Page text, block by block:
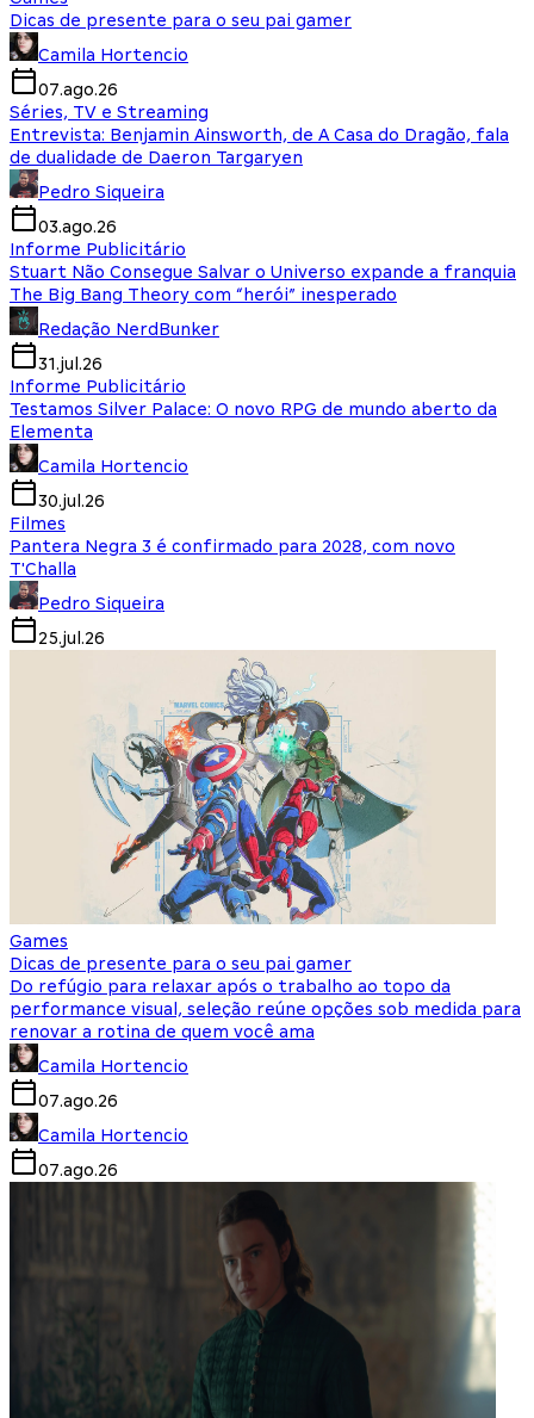
Dicas de presente para o seu pai gamer
Camila Hortencio
07.ago.26
Séries, TV e Streaming
Entrevista: Benjamin Ainsworth, de A Casa do Dragão, fala
de dualidade de Daeron Targaryen
Pedro Siqueira
03.ago.26
Informe Publicitário
Stuart Não Consegue Salvar o Universo expande a franquia
The Big Bang Theory com “herói” inesperado
Redação NerdBunker
31.jul.26
Informe Publicitário
Testamos Silver Palace: O novo RPG de mundo aberto da
Elementa
Camila Hortencio
30.jul.26
Filmes
Pantera Negra 3 é confirmado para 2028, com novo
T'Challa
Pedro Siqueira
25.jul.26
Games
Dicas de presente para o seu pai gamer
Do refúgio para relaxar após o trabalho ao topo da
performance visual, seleção reúne opções sob medida para
renovar a rotina de quem você ama
Camila Hortencio
07.ago.26
Camila Hortencio
07.ago.26